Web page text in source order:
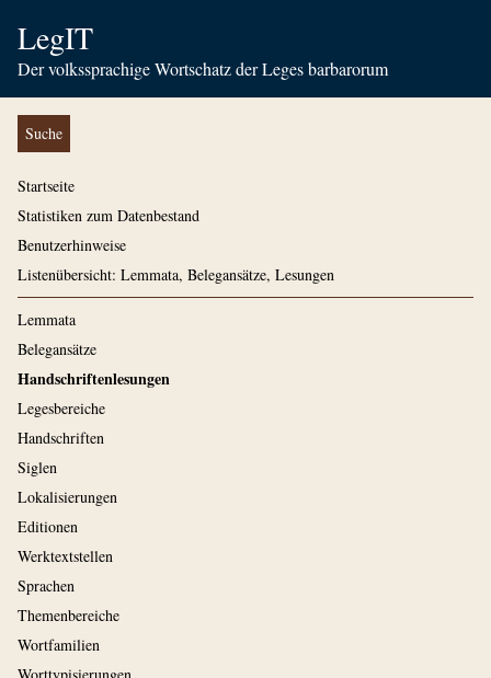
LegIT
Der volkssprachige Wortschatz der Leges barbarorum
Suche
Startseite
Statistiken zum Datenbestand
Benutzerhinweise
Listenübersicht: Lemmata, Belegansätze, Lesungen
Lemmata
Belegansätze
Handschriftenlesungen
Legesbereiche
Handschriften
Siglen
Lokalisierungen
Editionen
Werktextstellen
Sprachen
Themenbereiche
Wortfamilien